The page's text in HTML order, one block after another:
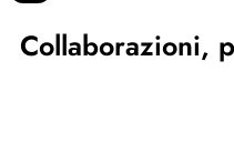
Collaborazioni,